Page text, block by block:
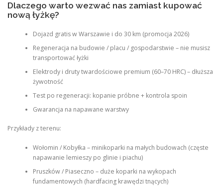
Dlaczego warto wezwać nas zamiast kupować
nową łyżkę?
Dojazd gratis w Warszawie i do 30 km (promocja 2026)
Regeneracja na budowie / placu / gospodarstwie – nie musisz
transportować łyżki
Elektrody i druty twardościowe premium (60–70 HRC) – dłuższa
żywotność
Test po regeneracji: kopanie próbne + kontrola spoin
Gwarancja na napawane warstwy
Przykłady z terenu:
Wołomin / Kobyłka – minikoparki na małych budowach (częste
napawanie lemieszy po glinie i piachu)
Pruszków / Piaseczno – duże koparki na wykopach
fundamentowych (hardfacing krawędzi tnących)